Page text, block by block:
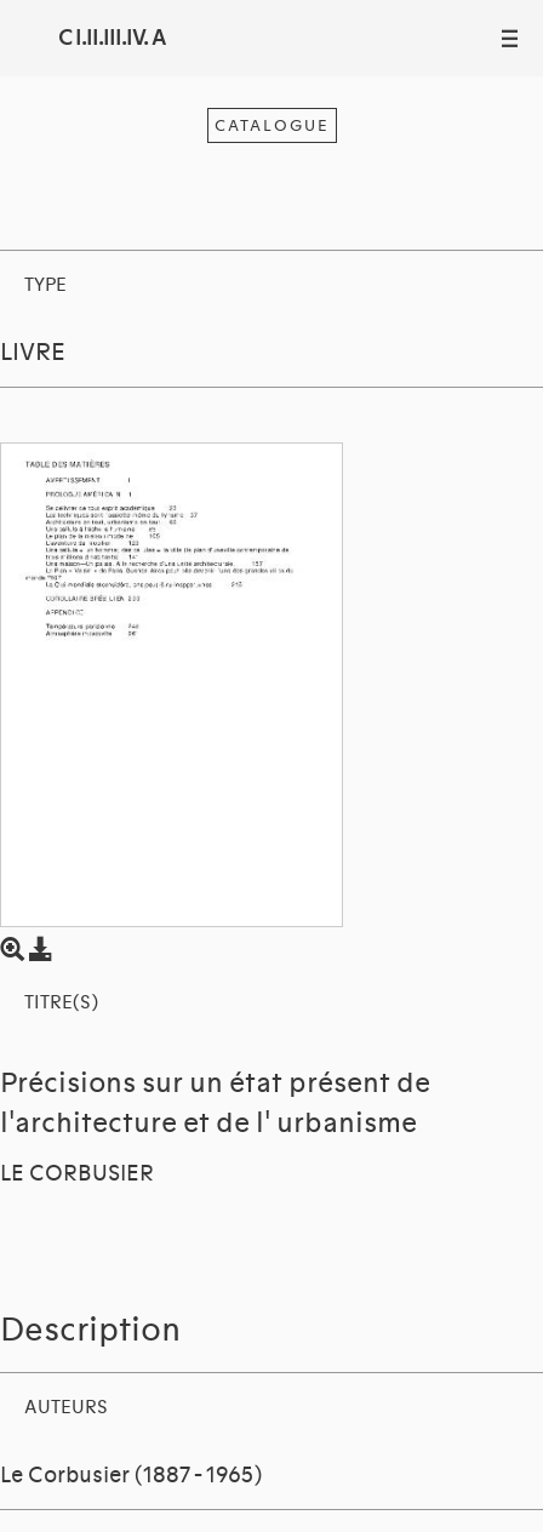
C I.II.III.IV. A III
CATALOGUE
TYPE
LIVRE
TITRE(S)
Précisions sur un état présent de
l'architecture et de l' urbanisme
LE CORBUSIER
Description
AUTEURS
Le Corbusier (1887 - 1965)